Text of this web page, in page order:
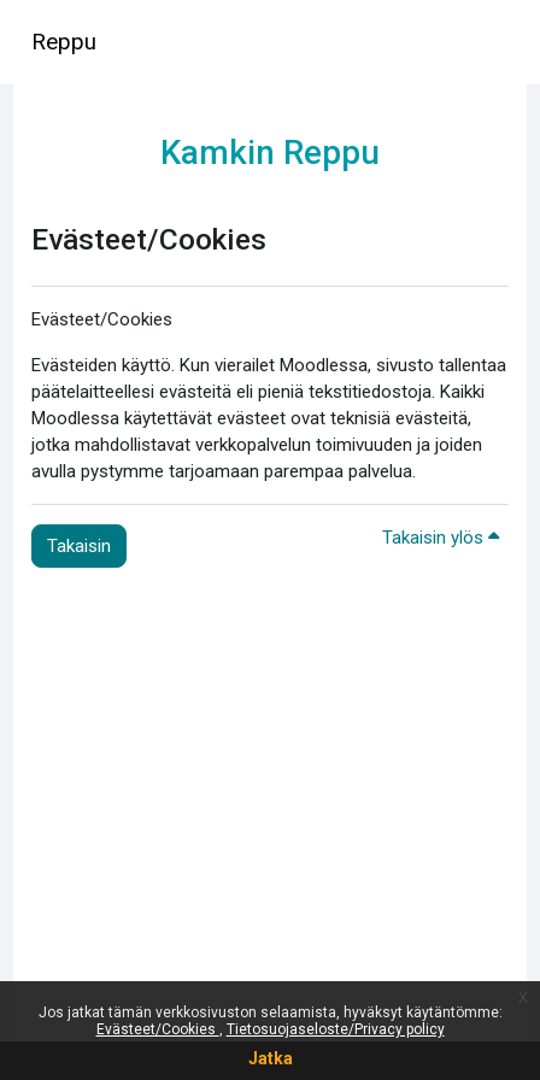
Jos jatkat tämän verkkosivuston selaamista, hyväksyt käytäntömme:
Evästeet/Cookies
Tietosuojaseloste/Privacy policy
Jatka
Reppu
Kamkin Reppu
Evästeet/Cookies
Evästeet/Cookies
Evästeiden käyttö. Kun vierailet Moodlessa, sivusto tallentaa
päätelaitteellesi evästeitä eli pieniä tekstitiedostoja. Kaikki
Moodlessa käytettävät evästeet ovat teknisiä evästeitä,
jotka mahdollistavat verkkopalvelun toimivuuden ja joiden
avulla pystymme tarjoamaan parempaa palvelua.
Takaisin Takaisin ylös